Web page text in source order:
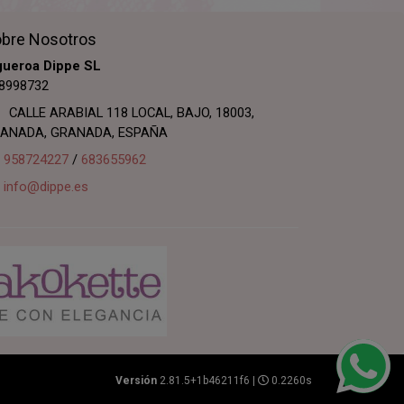
Nosotros
Dippe SL
CALLE ARABIAL 118 LOCAL, BAJO, 18003,
GRANADA, ESPAÑA
958724227 / 683655962
info@dippe.es
Versión 2.81.5+1b46211f6 | 0.2260s